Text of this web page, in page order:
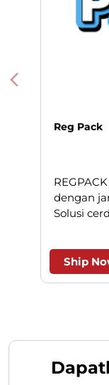
Reg Pack
dengan
Solusi
Ship